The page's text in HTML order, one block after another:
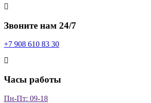
Звоните нам 24/7
+7 908 610 83 30
Часы работы
Пн-Пт: 09-18